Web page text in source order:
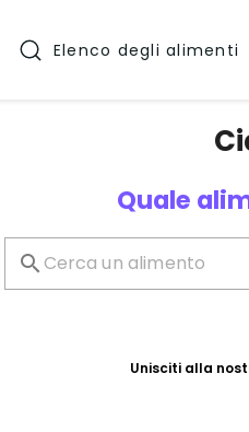
Elenco degli alimenti
Quale
Unisciti alla